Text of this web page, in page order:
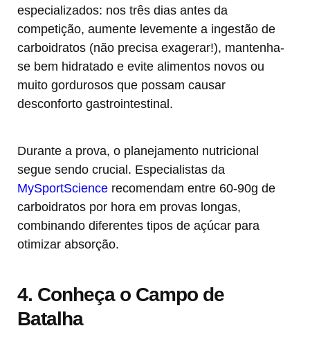
especializados: nos três dias antes da
competição, aumente levemente a ingestão de
carboidratos (não precisa exagerar!), mantenha-
se bem hidratado e evite alimentos novos ou
muito gordurosos que possam causar
desconforto gastrointestinal.
Durante a prova, o planejamento nutricional
segue sendo crucial. Especialistas da
MySportScience recomendam entre 60-90g de
carboidratos por hora em provas longas,
combinando diferentes tipos de açúcar para
otimizar absorção.
4. Conheça o Campo de
Batalha